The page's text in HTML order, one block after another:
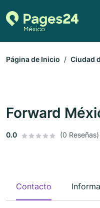
Página de Inicio Ciudad
Forward
0.0 (0 Reseñas)
Contacto